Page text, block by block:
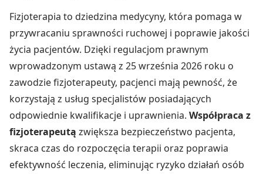
Fizjoterapia to dziedzina medycyny, która pomaga w
przywracaniu sprawności ruchowej i poprawie jakości
życia pacjentów. Dzięki regulacjom prawnym
wprowadzonym ustawą z 25 września 2026 roku o
zawodzie fizjoterapeuty, pacjenci mają pewność, że
korzystają z usług specjalistów posiadających
odpowiednie kwalifikacje i uprawnienia. Współpraca z
fizjoterapeutą zwiększa bezpieczeństwo pacjenta,
skraca czas do rozpoczęcia terapii oraz poprawia
efektywność leczenia, eliminując ryzyko działań osób